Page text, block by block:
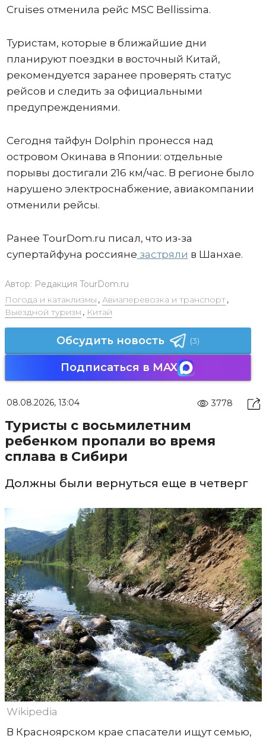
Cruises отменила рейс MSC Bellissima.
Туристам, которые в ближайшие дни
планируют поездки в восточный Китай,
рекомендуется заранее проверять статус
рейсов и следить за официальными
предупреждениями.
Сегодня тайфун Dolphin пронесся над
островом Окинава в Японии: отдельные
порывы достигали 216 км/час. В регионе было
нарушено электроснабжение, авиакомпании
отменили рейсы.
Ранее TourDom.ru писал, что из-за
супертайфуна россияне застряли в Шанхае.
Автор: Редакция TourDom.ru
Погода и катаклизмы , Авиаперевозка и транспорт,
Выездной туризм , Китай
Обсудить новость (3)
Подписаться в MAX
08.08.2026, 13:04 3778
Туристы с восьмилетним
ребенком пропали во время
сплава в Сибири
Должны были вернуться еще в четверг
Wikipedia
В Красноярском крае спасатели ищут семью,